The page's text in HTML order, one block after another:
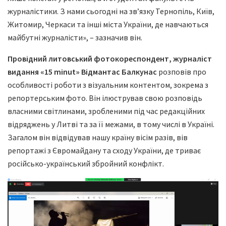
журналістики. З нами сьогодні на зв’язку Тернопіль, Київ,
Житомир, Черкаси та інші міста України, де навчаються
майбутні журналісти», – зазначив він.
Провідний литовський фотокореспондент, журналіст
видання «15 minut» Відмантас Балкунас розповів про
особливості роботи з візуальним контентом, зокрема з
репортерським фото. Він ілюстрував свою розповідь
власними світлинами, зробленими під час редакційних
відряджень у Литві та за її межами, в тому числі в Україні.
Загалом він відвідував нашу країну вісім разів, вів
репортажі з Євромайдану та сходу України, де триває
російсько-український збройний конфлікт.